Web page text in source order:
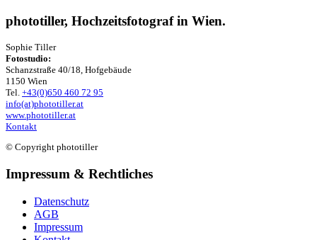
phototiller, Hochzeitsfotograf in Wien.
Sophie Tiller
Fotostudio:
Schanzstraße 40/18, Hofgebäude
1150 Wien
Tel. +43(0)650 460 72 95
info(at)phototiller.at
www.phototiller.at
Kontakt
© Copyright phototiller
Impressum & Rechtliches
Datenschutz
AGB
Impressum